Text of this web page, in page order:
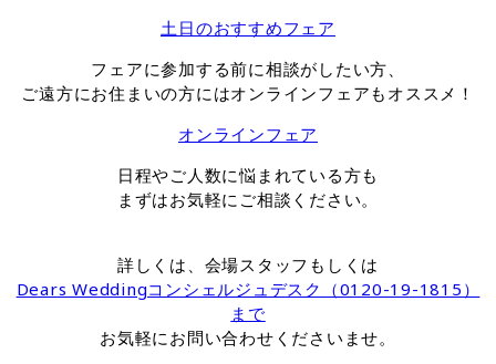
土日のおすすめフェア
フェアに参加する前に相談がしたい方、
ご遠方にお住まいの方にはオンラインフェアもオススメ！
オンラインフェア
日程やご人数に悩まれている方も
まずはお気軽にご相談ください。
詳しくは、会場スタッフもしくは
Dears Weddingコンシェルジュデスク（0120-19-1815）
まで
お気軽にお問い合わせくださいませ。